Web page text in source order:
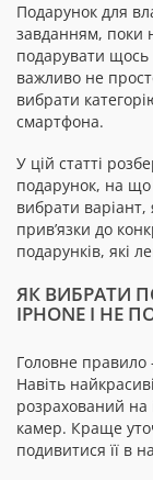
Подарунок для
завданням, поки
подарувати
важливо не
вибрати
смартфона.
У цій статті
подарунок, на що
вибрати варіант,
прив’язки до
подарунків, які
ЯК ВИБРАТИ
IPHONE І НЕ
Головне правило
Навіть
розрахований на
камер. Краще
подивитися її в